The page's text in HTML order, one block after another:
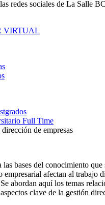
redes sociales de La Salle
VIRTUAL
Full Time
de empresas
las bases del conocimiento
empresarial afectan al trabajo
abordan aquí los temas
clave de la gestión